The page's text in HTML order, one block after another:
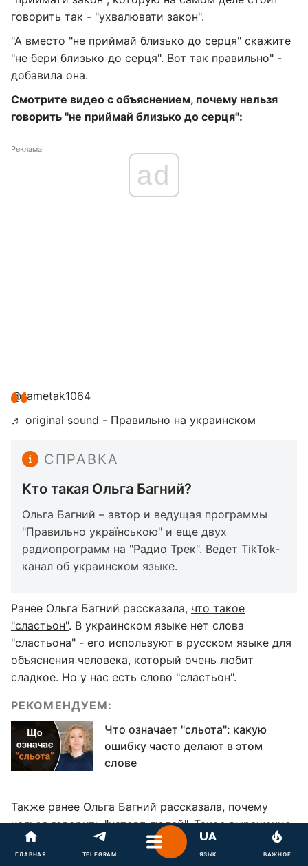
говорить так - "ухвалювати закон".
"А вместо "не приймай близько до серця" скажите
"не бери близько до серця". Вот так правильно" -
добавила она.
Смотрите видео с объяснением, почему нельзя
говорить "не приймай близько до серця":
Реклама
ad
@sametak1064
♬ original sound - Правильно на украинском
СПРАВКА
Кто такая Ольга Багний?
Ольга Багний – автор и ведущая программы
"Правильно українською" и еще двух
радиопрограмм на "Радио Трек". Ведет TikTok-
канал об украинском языке.
Ранее Ольга Багний рассказала, что такое
"сластьон". В украинском языке нет слова
"сластьона" - его используют в русском языке для
объяснения человека, который очень любит
сладкое. Но у нас есть слово "сластьон".
РЕКОМЕНДУЕМ:
Что означает "сльота": какую
ошибку часто делают в этом
слове
Также ранее Ольга Багний рассказала, почему
нельзя говорить "натовп людей". Такое выражение
использовать не стоит - часто в нем делают одну
очень большую ошибку.
ГЛАВНАЯ TELEGRAM ЯЗЫК ВАЖНОЕ